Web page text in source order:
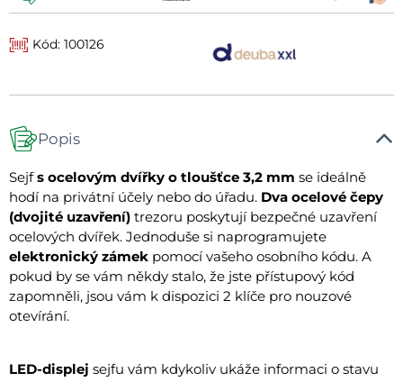
Kód: 100126
Popis
Sejfs ocelovým dvířky o tloušťce 3,2 mm se ideálně
hodí na privátní účely nebo do úřadu. Dva ocelové čepy
(dvojité uzavření) trezoru poskytují bezpečné uzavření
ocelových dvířek. Jednoduše si naprogramujete
elektronický zámek pomocí vašeho osobního kódu. A
pokud by se vám někdy stalo, že jste přístupový kód
zapomněli, jsou vám k dispozici 2 klíče pro nouzové
otevírání.
LED-displej sejfu vám kdykoliv ukáže informaci o stavu